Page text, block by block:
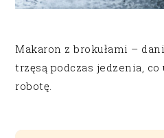
Makaron z brokułami –
trzęsą podczas jedzenia,
robotę.